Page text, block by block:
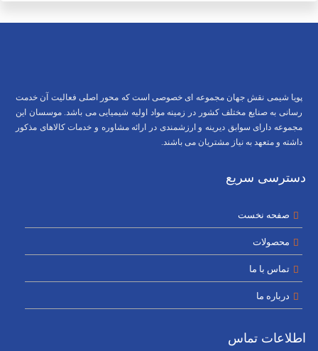
پویا شیمی نقش جهان مجموعه ای خصوصی است که محور اصلی فعالیت آن خدمت
رسانی به صنایع مختلف کشور در زمینه مواد اولیه شیمیایی می باشد. موسسان این
مجموعه دارای سوابق دیرینه و ارزشمندی در ارائه مشاوره و خدمات کالاهای مذکور
داشته و متعهد به نیاز مشتریان می باشند.
دسترسی سریع
صفحه نخست
محصولات
تماس با ما
درباره ما
اطلاعات تماس